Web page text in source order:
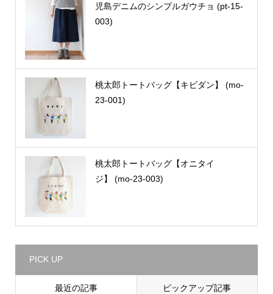
児島デニムのシンプルガウチョ (pt-15-
003)
桃太郎トートバッグ【キビダン】 (mo-
23-001)
桃太郎トートバッグ【オニタイ
ジ】 (mo-23-003)
PICK UP
最近の記事 ピックアップ記事